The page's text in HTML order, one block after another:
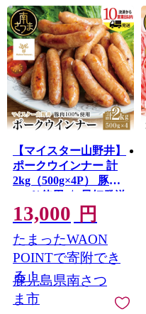
【マイスター山野井】
ポークウインナー 計
2kg（500g×4P） 豚肉
100％使用 ★ 最短発送
★ 南さつまの薫り こ
だわり ウィンナー ソ
ーセージ セット おか
ず 惣菜 お弁当 朝食 お
つまみ BBQ 焼肉 冷凍
食品 鹿児島県 南さつ
ま市 山野井
13,000 円
たまったWAON
POINTで寄附でき
る！
鹿児島県南さつ
ま市